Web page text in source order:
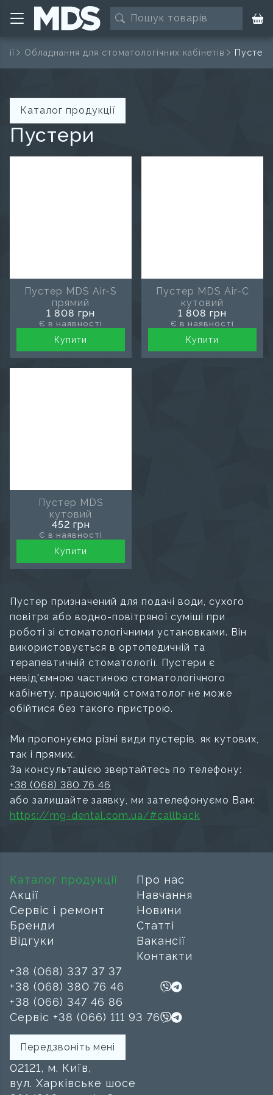
Обладнання для стоматологічних кабінетів
Каталог продукції
Пустери
Пустер MDS Air-S
прямий
1 808 грн
Є в наявності
Купити
Пустер MDS Air-C
кутовий
1 808 грн
Є в наявності
Купити
Пустер MDS
кутовий
452 грн
Є в наявності
Купити
Пустер призначений для подачі води, сухого
повітря або водно-повітряної суміші при
роботі зі стоматологічними установками. Він
використовується в ортопедичній та
терапевтичній стоматології. Пустери є
невід'ємною частиною стоматологічного
кабінету, працюючий стоматолог не може
обійтися без такого пристрою.
Ми пропонуємо різні види пустерів, як кутових,
так і прямих.
За консультацією звертайтесь по телефону:
+38 (068) 380 76 46
або залишайте заявку, ми зателефонуємо Вам:
https://mg-dental.com.ua/#callback
Каталог продукції
Акції
Сервіс і ремонт
Бренди
Відгуки
Про нас
Навчання
Новини
Статті
Вакансії
Контакти
+38 (068) 337 37 37
+38 (068) 380 76 46
+38 (066) 347 46 86
Сервіс +38 (066) 111 93 76
Передзвоніть мені
02121, м. Київ,
вул. Харківське шосе